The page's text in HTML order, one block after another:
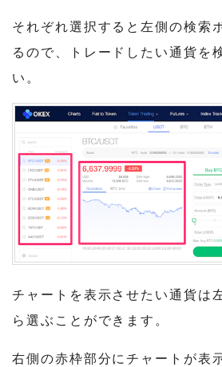
それぞれ選択すると左側の検索
るので、トレードしたい通貨を
い。
チャートを表示させたい通貨は
ら選ぶことができます。
右側の赤枠部分にチャートが表